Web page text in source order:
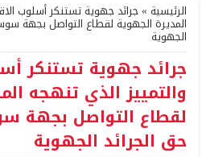
الرئيسية »جرائد جهوية تستنكر أسلوب
المديرة الجهوية لقطاع التواصل بجهة
الجهوية
جرائد جهوية تستنكر
والتمييز الذي تنهجه
لقطاع التواصل
حق الجرائد الجهوية